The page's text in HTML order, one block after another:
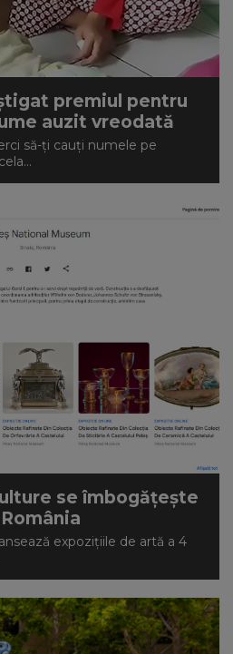
premiul pentru
auzit vreodată
să-ți cauți numele pe
se îmbogățește
expozițiile de artă a 4